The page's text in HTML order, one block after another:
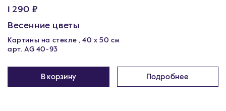
1 290 ₽
Весенние цветы
Картины на стекле , 40 х 50 см
арт. AG 40-93
В корзину Подробнее